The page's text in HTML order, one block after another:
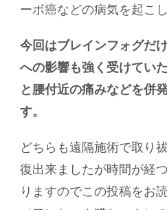
ーボ癌などの病気を起こ
今回はブレインフォグだ
への影響も強く受けてい
と腰付近の痛みなどを併
す。
どちらも遠隔施術で取り
復出来ましたが時間が経
りますのでこの投稿をお